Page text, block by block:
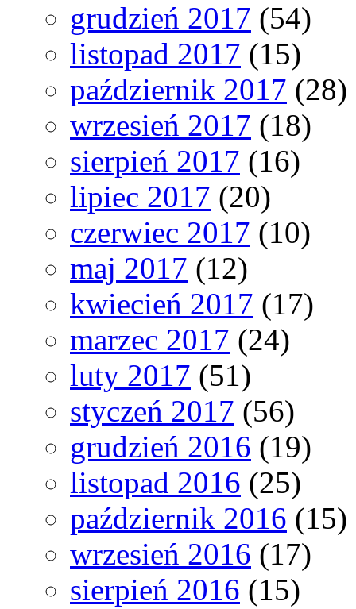
grudzień 2017 (54)
listopad 2017 (15)
październik 2017 (28)
wrzesień 2017 (18)
sierpień 2017 (16)
lipiec 2017 (20)
czerwiec 2017 (10)
maj 2017 (12)
kwiecień 2017 (17)
marzec 2017 (24)
luty 2017 (51)
styczeń 2017 (56)
grudzień 2016 (19)
listopad 2016 (25)
październik 2016 (15)
wrzesień 2016 (17)
sierpień 2016 (15)